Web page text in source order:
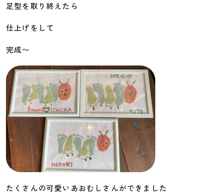
足型を取り終えたら
仕上げをして
完成〜
たくさんの可愛いあおむしさんができました